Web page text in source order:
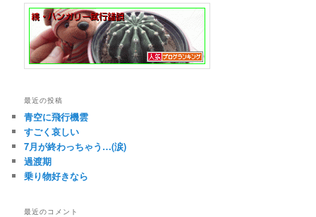
最近の投稿
青空に飛行機雲
すごく哀しい
7月が終わっちゃう…(涙)
過渡期
乗り物好きなら
最近のコメント